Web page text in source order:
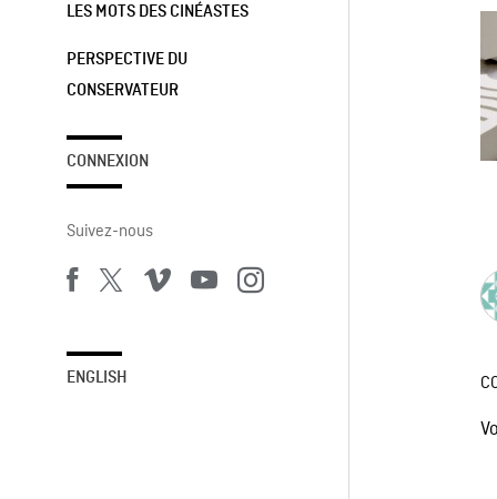
LES MOTS DES CINÉASTES
PERSPECTIVE DU
CONSERVATEUR
CONNEXION
Suivez-nous
ENGLISH